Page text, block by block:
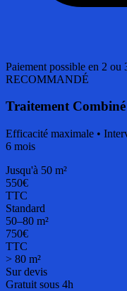
Paiement possible en 2 ou
RECOMMANDÉ
Traitement
Efficacité maximale •
6 mois
Jusqu'à 50 m²
550€
TTC
Standard
50–80 m²
750€
TTC
> 80 m²
Sur devis
Gratuit sous 4h